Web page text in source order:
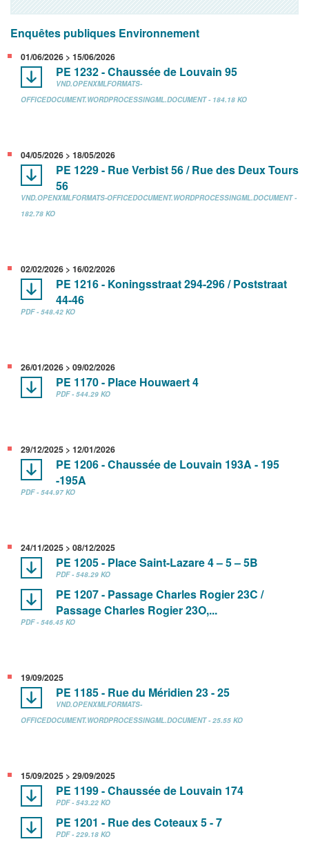
Enquêtes publiques Environnement
01/06/2026 > 15/06/2026
PE 1232 - Chaussée de Louvain 95
VND.OPENXMLFORMATS-
OFFICEDOCUMENT.WORDPROCESSINGML.DOCUMENT - 184.18 KO
04/05/2026 > 18/05/2026
PE 1229 - Rue Verbist 56 / Rue des Deux Tours
56
VND.OPENXMLFORMATS-OFFICEDOCUMENT.WORDPROCESSINGML.DOCUMENT -
182.78 KO
02/02/2026 > 16/02/2026
PE 1216 - Koningsstraat 294-296 / Poststraat
44-46
PDF - 548.42 KO
26/01/2026 > 09/02/2026
PE 1170 - Place Houwaert 4
PDF - 544.29 KO
29/12/2025 > 12/01/2026
PE 1206 - Chaussée de Louvain 193A - 195
-195A
PDF - 544.97 KO
24/11/2025 > 08/12/2025
PE 1205 - Place Saint-Lazare 4 – 5 – 5B
PDF - 548.29 KO
PE 1207 - Passage Charles Rogier 23C /
Passage Charles Rogier 23O,...
PDF - 546.45 KO
19/09/2025
PE 1185 - Rue du Méridien 23 - 25
VND.OPENXMLFORMATS-
OFFICEDOCUMENT.WORDPROCESSINGML.DOCUMENT - 25.55 KO
15/09/2025 > 29/09/2025
PE 1199 - Chaussée de Louvain 174
PDF - 543.22 KO
PE 1201 - Rue des Coteaux 5 - 7
PDF - 229.18 KO